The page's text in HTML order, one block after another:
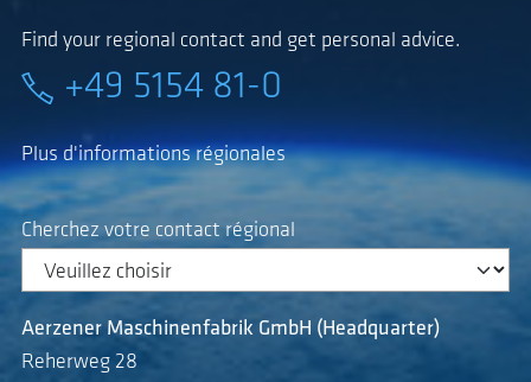
Find your regional contact and get personal advice.
+49 5154 81-0
Plus d'informations régionales
Cherchez votre contact régional
Aerzener Maschinenfabrik GmbH (Headquarter)
Reherweg 28